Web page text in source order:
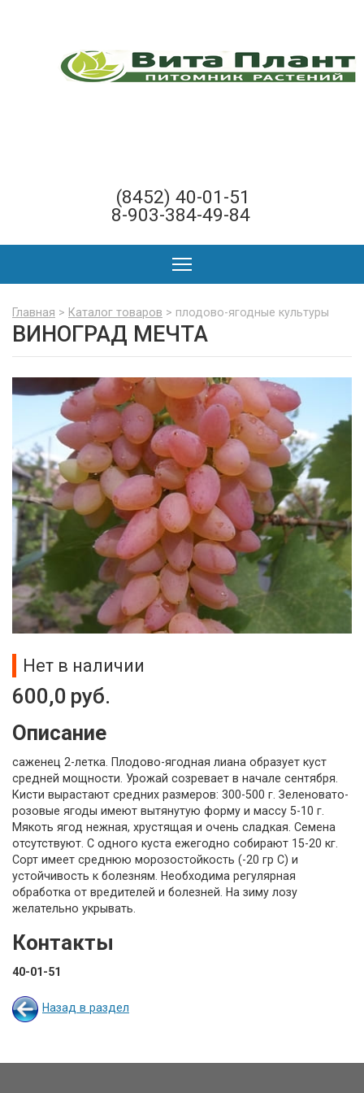
(8452) 40-01-51
8-903-384-49-84
Главная > Каталог товаров > плодово-ягодные культуры
ВИНОГРАД МЕЧТА
Нет в наличии
600,0 руб.
Описание
саженец 2-летка. Плодово-ягодная лиана образует куст
средней мощности. Урожай созревает в начале сентября.
Кисти вырастают средних размеров: 300-500 г. Зеленовато-
розовые ягоды имеют вытянутую форму и массу 5-10 г.
Мякоть ягод нежная, хрустящая и очень сладкая. Семена
отсутствуют. С одного куста ежегодно собирают 15-20 кг.
Сорт имеет среднюю морозостойкость (-20 гр С) и
устойчивость к болезням. Необходима регулярная
обработка от вредителей и болезней. На зиму лозу
желательно укрывать.
Контакты
40-01-51
Назад в раздел